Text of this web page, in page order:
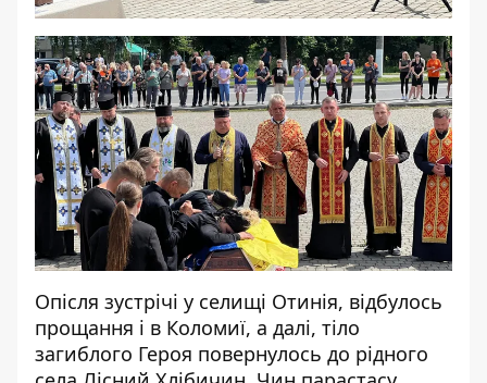
Опісля зустрічі у селищі Отинія, відбулось
прощання і в Коломиї, а далі, тіло
загиблого Героя повернулось до рідного